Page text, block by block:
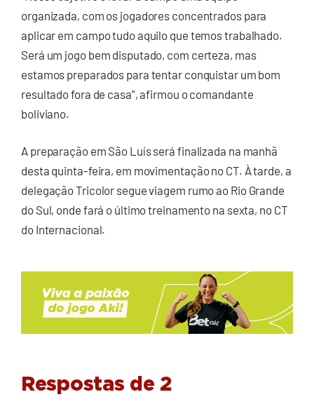
organizada, com os jogadores concentrados para
aplicar em campo tudo aquilo que temos trabalhado.
Será um jogo bem disputado, com certeza, mas
estamos preparados para tentar conquistar um bom
resultado fora de casa”, afirmou o comandante
boliviano.
A preparação em São Luís será finalizada na manhã
desta quinta-feira, em movimentação no CT. À tarde, a
delegação Tricolor segue viagem rumo ao Rio Grande
do Sul, onde fará o último treinamento na sexta, no CT
do Internacional.
Respostas de 2